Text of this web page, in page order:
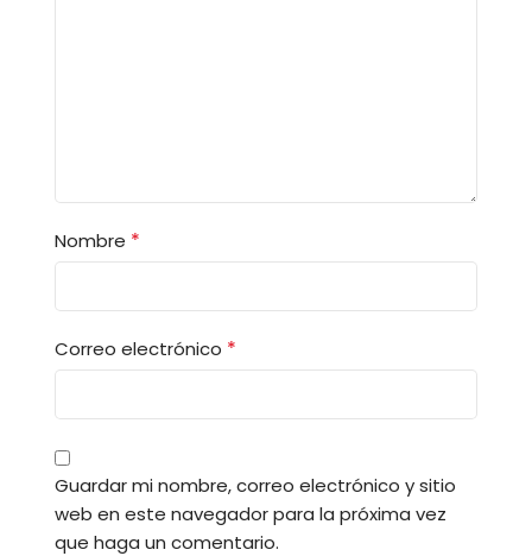
Nombre *
Correo electrónico *
Guardar mi nombre, correo electrónico y sitio
web en este navegador para la próxima vez
que haga un comentario.